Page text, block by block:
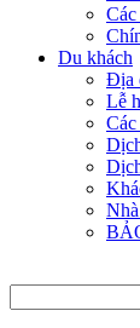
Du khách
Địa
Lễ